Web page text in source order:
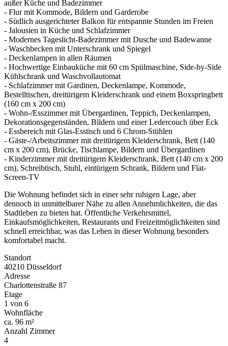
außer Küche und Badezimmer
- Flur mit Kommode, Bildern und Garderobe
- Südlich ausgerichteter Balkon für entspannte Stunden im Freien
- Jalousien in Küche und Schlafzimmer
- Modernes Tageslicht-Badezimmer mit Dusche und Badewanne
- Waschbecken mit Unterschrank und Spiegel
- Deckenlampen in allen Räumen
- Hochwertige Einbauküche mit 60 cm Spülmaschine, Side-by-Side
Kühlschrank und Waschvollautomat
- Schlafzimmer mit Gardinen, Deckenlampe, Kommode,
Bestelltischen, dreitürigem Kleiderschrank und einem Boxspringbett
(160 cm x 200 cm)
- Wohn-/Esszimmer mit Übergardinen, Teppich, Deckenlampen,
Dekorationsgegenständen, Bildern und einer Ledercouch über Eck
- Essbereich mit Glas-Esstisch und 6 Chrom-Stühlen
- Gäste-/Arbeitszimmer mit dreitürigem Kleiderschrank, Bett (140
cm x 200 cm), Brücke, Tischlampe, Bildern und Übergardinen
- Kinderzimmer mit dreitürigem Kleiderschrank, Bett (140 cm x 200
cm), Schreibtisch, Stuhl, eintürigem Schrank, Bildern und Flat-
Screen-TV
Die Wohnung befindet sich in einer sehr ruhigen Lage, aber
dennoch in unmittelbarer Nähe zu allen Annehmlichkeiten, die das
Stadtleben zu bieten hat. Öffentliche Verkehrsmittel,
Einkaufsmöglichkeiten, Restaurants und Freizeitmöglichkeiten sind
schnell erreichbar, was das Leben in dieser Wohnung besonders
komfortabel macht.
Standort
40210 Düsseldorf
Adresse
Charlottenstraße 87
Etage
1 von 6
Wohnfläche
ca. 96 m²
Anzahl Zimmer
4